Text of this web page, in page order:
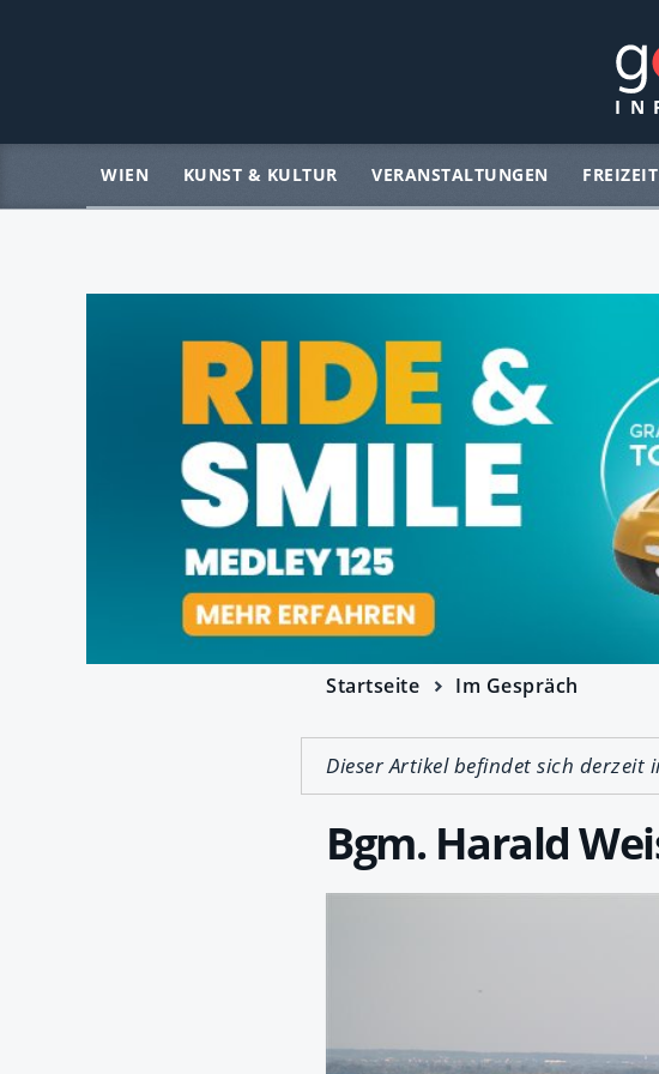
WIEN KUNST & KULTUR VERANSTALTUNGEN FREIZEIT
Startseite Im Gespräch
Dieser Artikel befindet sich derzeit
Bgm. Harald